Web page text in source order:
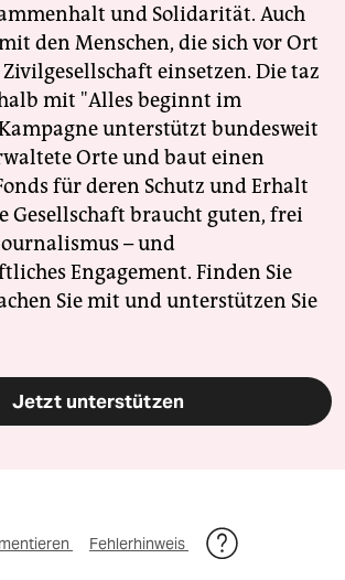
und Solidarität. Auch
den Menschen, die sich vor Ort
einsetzen. Die taz
mit "Alles beginnt im
unterstützt bundesweit
Orte und baut einen
für deren Schutz und Erhalt
Gesellschaft braucht guten, frei
– und
Engagement. Finden Sie
Sie mit und unterstützen Sie
Jetzt unterstützen
Fehlerhinweis